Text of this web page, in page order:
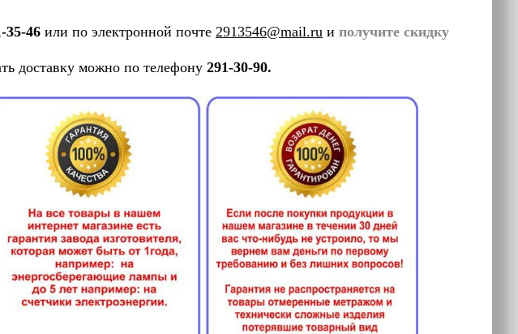
35-46 или по электронной почте 2913546@mail.ru и получите скидку
доставку можно по телефону 291-30-90.